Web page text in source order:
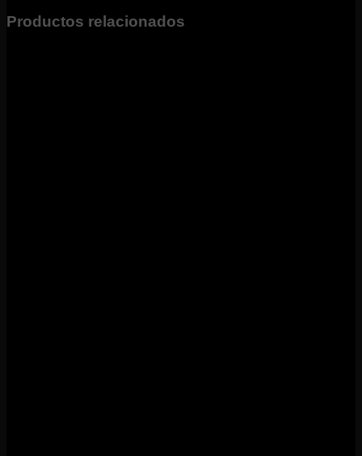
Productos relacionados